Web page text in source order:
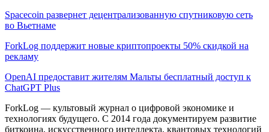
Spacecoin развернет децентрализованную спутниковую сеть
во Вьетнаме
ForkLog поддержит новые криптопроекты 50% скидкой на
рекламу
OpenAI предоставит жителям Мальты бесплатный доступ к
ChatGPT Plus
ForkLog — культовый журнал о цифровой экономике и
технологиях будущего. С 2014 года документируем развитие
биткоина, искусственного интеллекта, квантовых технологий